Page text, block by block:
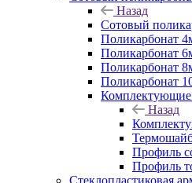
Назад
Сотовый
Поликарбонат
Поликарбонат
Поликарбонат
Поликарбонат
Комплектующие
Назад
Профиль
Профиль
Стеклопластиковая